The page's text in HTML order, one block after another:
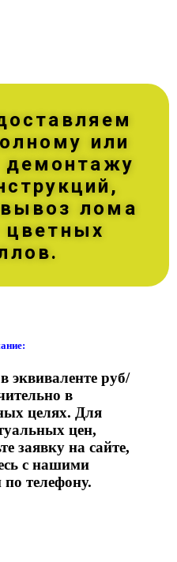
или
демонтажу
лома
цветных
эквиваленте руб/
в
целях. Для
цен,
заявку на сайте,
с нашими
телефону.